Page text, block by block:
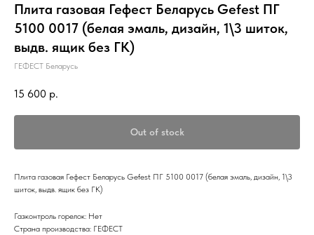
Плита газовая Гефест Беларусь Gefest ПГ
5100 0017 (белая эмаль, дизайн, 1\3 шиток,
выдв. ящик без ГК)
ГЕФЕСТ Беларусь
15 600 р.
Out of stock
Плита газовая Гефест Беларусь Gefest ПГ 5100 0017 (белая эмаль, дизайн, 1\3
шиток, выдв. ящик без ГК)
Газконтроль горелок: Нет
Страна производства: ГЕФЕСТ